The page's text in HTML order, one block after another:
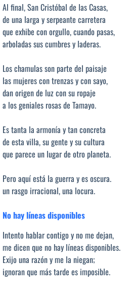
Al final, San Cristóbal de las Casas,
de una larga y serpeante carretera
que exhibe con orgullo, cuando pasas,
arboladas sus cumbres y laderas.
Los chamulas son parte del paisaje
las mujeres con trenzas y con sayo,
dan origen de luz con su ropaje
a los geniales rosas de Tamayo.
Es tanta la armonía y tan concreta
de esta villa, su gente y su cultura
que parece un lugar de otro planeta.
Pero aquí está la guerra y es oscura.
un rasgo irracional, una locura.
No hay líneas disponibles
Intento hablar contigo y no me dejan,
me dicen que no hay líneas disponibles.
Exijo una razón y me la niegan;
ignoran que más tarde es imposible.